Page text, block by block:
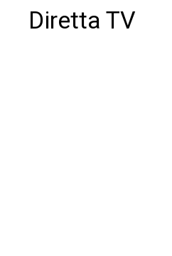
Diretta TV